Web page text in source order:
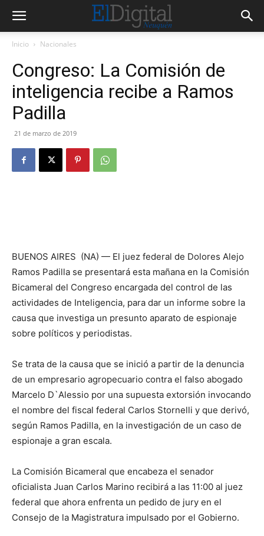
Inicio Nacionales
Congreso: La Comisión de
inteligencia recibe a Ramos
Padilla
21 de marzo de 2019
BUENOS AIRES (NA) — El juez federal de Dolores Alejo
Ramos Padilla se presentará esta mañana en la Comisión
Bicameral del Congreso encargada del control de las
actividades de Inteligencia, para dar un informe sobre la
causa que investiga un presunto aparato de espionaje
sobre políticos y periodistas.
Se trata de la causa que se inició a partir de la denuncia
de un empresario agropecuario contra el falso abogado
Marcelo D`Alessio por una supuesta extorsión invocando
el nombre del fiscal federal Carlos Stornelli y que derivó,
según Ramos Padilla, en la investigación de un caso de
espionaje a gran escala.
La Comisión Bicameral que encabeza el senador
oficialista Juan Carlos Marino recibirá a las 11:00 al juez
federal que ahora enfrenta un pedido de jury en el
Consejo de la Magistratura impulsado por el Gobierno.